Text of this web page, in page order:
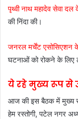
पृथ्वी नाथ महादेव सेवा
की निंदा की।
जनरल मर्चेंट एसोसिएशन
घटनाओं को रोकने के लिए
ये रहे मुख्य रूप से
आज की इस बैठक में मुख्य
हेम रस्तोगी, पटेल नगर